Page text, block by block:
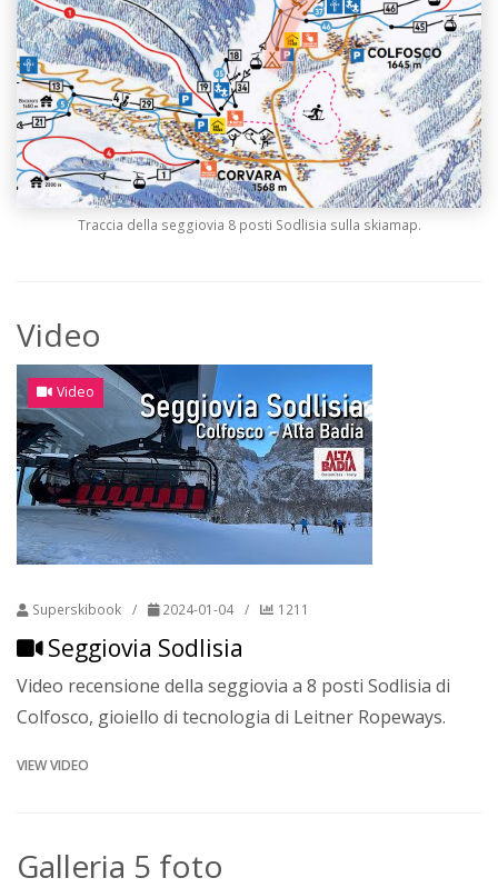
Traccia della seggiovia 8 posti Sodlisia sulla skiamap.
Video
Video
Superskibook / 2024-01-04 / 1211
Seggiovia Sodlisia
Video recensione della seggiovia a 8 posti Sodlisia di
Colfosco, gioiello di tecnologia di Leitner Ropeways.
VIEW VIDEO
Galleria 5 foto